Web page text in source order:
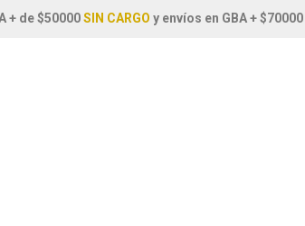
+ de $50000SIN CARGO y envíos en GBA + $70000